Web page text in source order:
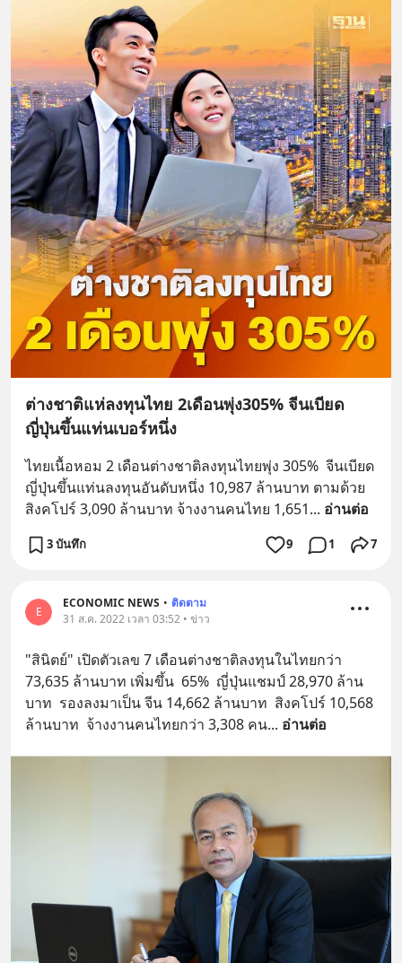
ต่างชาติแห่ลงทุนไทย 2เดือนพุ่ง305% จีนเบียด
ญี่ปุ่นขึ้นแท่นเบอร์หนึ่ง
ไทยเนื้อหอม 2 เดือนต่างชาติลงทุนไทยพุ่ง 305%  จีนเบียด
ญี่ปุ่นขึ้นแท่นลงทุนอันดับหนึ่ง 10,987 ล้านบาท ตามด้วย
สิงคโปร์ 3,090 ล้านบาท จ้างงานคนไทย 1,651... อ่านต่อ
3 บันทึก 9 1 7
E
ECONOMIC NEWS • ติดตาม
31 ส.ค. 2022 เวลา 03:52 • ข่าว
"สินิตย์" เปิดตัวเลข 7 เดือนต่างชาติลงทุนในไทยกว่า
73,635 ล้านบาท เพิ่มขึ้น  65%  ญี่ปุ่นแชมป์ 28,970 ล้าน
บาท  รองลงมาเป็น จีน 14,662 ล้านบาท  สิงคโปร์ 10,568
ล้านบาท  จ้างงานคนไทยกว่า 3,308 คน... อ่านต่อ